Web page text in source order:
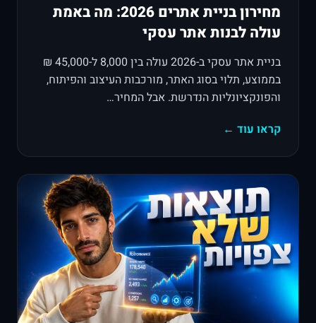
מחירון בניית אתרים 2026: מה באמת
עולה לבנות אתר עסקי
בניית אתר עסקי ב-2026 עולה בין 8,000 ל-45,000 ₪
בממוצע, תלוי בסוג האתר, מורכבות העיצוב והפיתוח,
והפונקציונליות הנדרשת. אבל המחיר…
קראו עוד ←